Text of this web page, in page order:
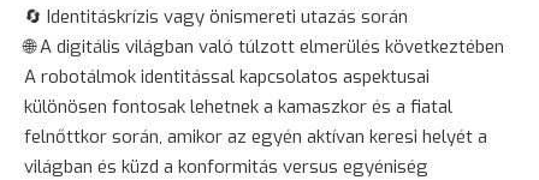
🔄 Identitáskrízis vagy önismereti utazás során
🌐 A digitális világban való túlzott elmerülés következtében
A robotálmok identitással kapcsolatos aspektusai
különösen fontosak lehetnek a kamaszkor és a fiatal
felnőttkor során, amikor az egyén aktívan keresi helyét a
világban és küzd a konformitás versus egyéniség